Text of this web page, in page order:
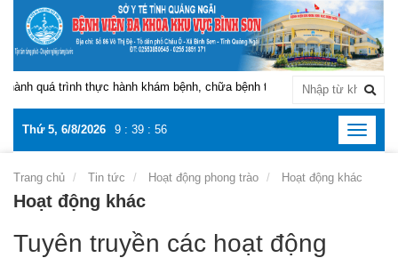
quá trình thực hành khám bệnh, chữa bệnh tại Bệnh viện Đa khoa khu
Thứ 5, 6/8/2026 9 : 39 : 56
Toggle
Trang chủ Tin tức Hoạt động phong trào Hoạt động khác
Hoạt động khác
Tuyên truyền các hoạt động